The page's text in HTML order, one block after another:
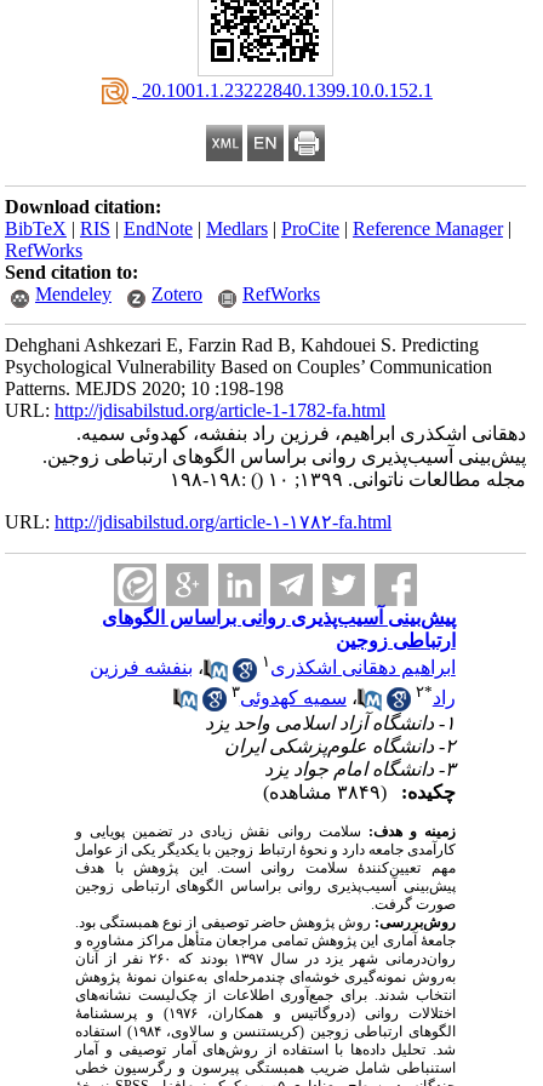
‎ 20.1001.1.23222840.1399.10.0.152.1
Download citation:
BibTeX |RIS |EndNote |Medlars |ProCite |Reference Manager
RefWorks
Send citation to:
Mendeley
Zotero RefWorks
Dehghani Ashkezari E, Farzin Rad B, Kahdouei S. Predicting
Psychological Vulnerability Based on Couples’ Communication
Patterns. MEJDS 2020; 10 :198-198
URL:http://jdisabilstud.org/article-1-1782-fa.html
دهقانی اشکذری ابراهیم، فرزین راد بنفشه، کهدوئی سمیه.
پیش‌بینی آسیب‌پذیری روانی براساس الگوهای ارتباطی زوجین.
مجله مطالعات ناتوانی. ۱۳۹۹; ۱۰
() :۱۹۸-۱۹۸
URL:http://jdisabilstud.org/article-۱-۱۷۸۲-fa.html
پیش‌بینی آسیب‌پذیری روانی براساس الگوهای
ارتباطی زوجین
ابراهیم دهقانی اشکذری۱ ،بنفشه فرزین
راد * ۲ ،سمیه کهدوئی
۲- دانشگاه علوم‌پزشکی ایران
۳- دانشگاه امام جواد یزد
چکیده:
زمینه و هدف:سلامت روانی نقش زیادی در تضمین پویایی و
کارآمدی جامعه دارد و نحوهٔ ارتباط زوجین با یکدیگر یکی از عوامل
مهم تعیین‌کنندهٔ سلامت روانی است. این پژوهش با هدف
پیش‌بینی آسیب‌پذیری روانی براساس الگوهای ارتباطی زوجین
صورت گرفت.
روش‌بررسی: روش پژوهش حاضر توصیفی از نوع همبستگی بود.
جامعۀ آماری این پژوهش تمامی مراجعان متأهل مراکز مشاوره و
روان‌درمانی شهر یزد در سال ۱۳۹۷ بودند که ۲۶۰ نفر از آنان
به‌روش نمونه‌گیری خوشه‌ای چندمرحله‌ای به‌عنوان نمونهٔ پژوهش
انتخاب شدند. برای جمع‌آوری اطلاعات از چک‌لیست نشانه‌های
اختلالات روانی (دروگاتیس و همکاران، ۱۹۷۶) و پرسشنامهٔ
الگوهای ارتباطی زوجین (کریستنسن و سالاوی، ۱۹۸۴) استفاده
شد. تحلیل داده‌ها با استفاده از روش‌های آمار توصیفی و آمار
استنباطی شامل ضریب همبستگی پیرسون و رگرسیون خطی